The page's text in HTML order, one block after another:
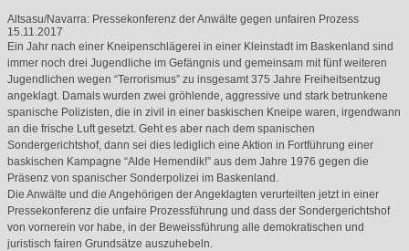
Altsasu/Navarra: Pressekonferenz der Anwälte gegen unfairen Prozess
15.11.2017
Ein Jahr nach einer Kneipenschlägerei in einer Kleinstadt im Baskenland sind
immer noch drei Jugendliche im Gefängnis und gemeinsam mit fünf weiteren
Jugendlichen wegen “Terrorismus” zu insgesamt 375 Jahre Freiheitsentzug
angeklagt. Damals wurden zwei gröhlende, aggressive und stark betrunkene
spanische Polizisten, die in zivil in einer baskischen Kneipe waren, irgendwann
an die frische Luft gesetzt. Geht es aber nach dem spanischen
Sondergerichtshof, dann sei dies lediglich eine Aktion in Fortführung einer
baskischen Kampagne “Alde Hemendik!” aus dem Jahre 1976 gegen die
Präsenz von spanischer Sonderpolizei im Baskenland.
Die Anwälte und die Angehörigen der Angeklagten verurteilten jetzt in einer
Pressekonferenz die unfaire Prozessführung und dass der Sondergerichtshof
von vornerein vor habe, in der Beweissführung alle demokratischen und
juristisch fairen Grundsätze auszuhebeln.